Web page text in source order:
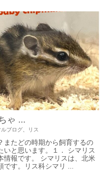
ゃ ...
ルブログ リス
またどの時期から飼育するの
いと思います。１． シマリス
情報です。 シマリスは、北米
す。リス科シマリ ...